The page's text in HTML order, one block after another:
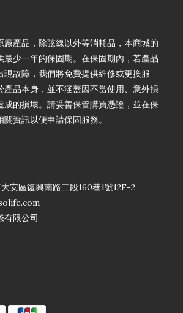
廠產品，除弦線以外等消耗品，本商城的
最少一年的保固期。在保固期內，若產品
現故障，我們將免費提供維修或更換服
產品本身，並不涵蓋因不當使用、意外損
成的損壞。請妥善保管購買憑證，並在保
資訊以便申請保固服務。
安區復興南路二段160巷1號12F-2
有限公司